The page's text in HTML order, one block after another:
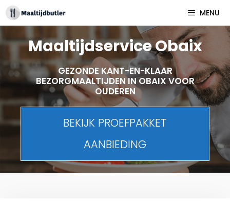
Spring
naar
inhoud
MENU
Maaltijdservice Obaix
GEZONDE KANT-EN-KLAAR
BEZORGMAALTIJDEN IN OBAIX VOOR
OUDEREN
BEKIJK PROEFPAKKET
AANBIEDING